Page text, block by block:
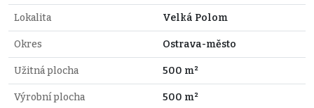
Lokalita Velká Polom
Okres Ostrava-město
Užitná plocha 500 m²
Výrobní plocha 500 m²